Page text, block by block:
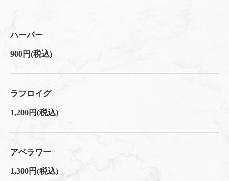
ハーパー
900円(税込)
ラフロイグ
1,200円(税込)
アベラワー
1,300円(税込)